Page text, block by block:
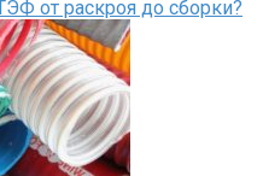
от раскроя до сборки?